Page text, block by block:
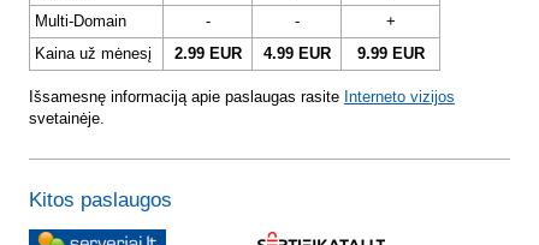
Multi-Domain
- -
+
Kaina už mėnesį
2.99 EUR 4.99 EUR 9.99 EUR
Išsamesnę informaciją apie paslaugas rasite Interneto vizijos
svetainėje.
Kitos paslaugos